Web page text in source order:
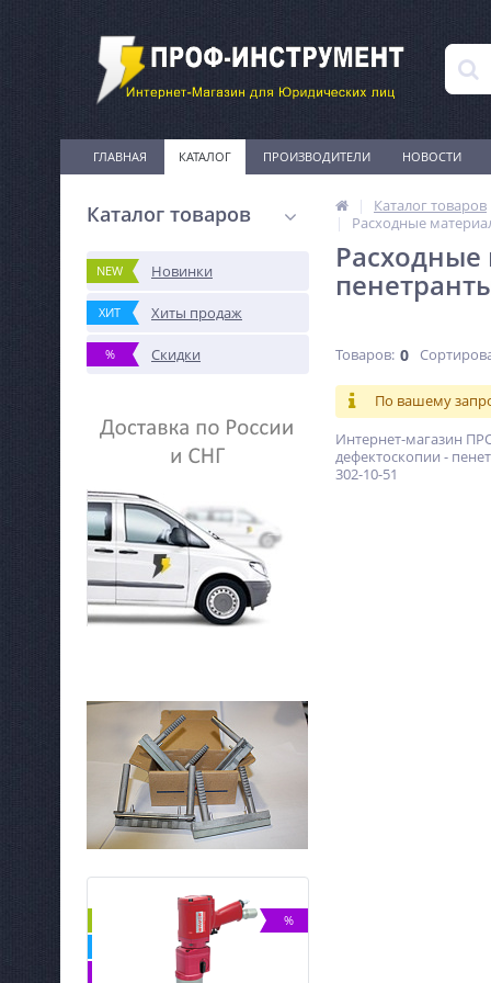
ГЛАВНАЯ КАТАЛОГ ПРОИЗВОДИТЕЛИ НОВОСТИ
Каталог товаров
NEW Новинки
ХИТ Хиты продаж
% Скидки
%
Каталог товаров
Расходные
Товаров: 0
По вашему
Интернет-магазин
дефектоскопии -
302-10-51